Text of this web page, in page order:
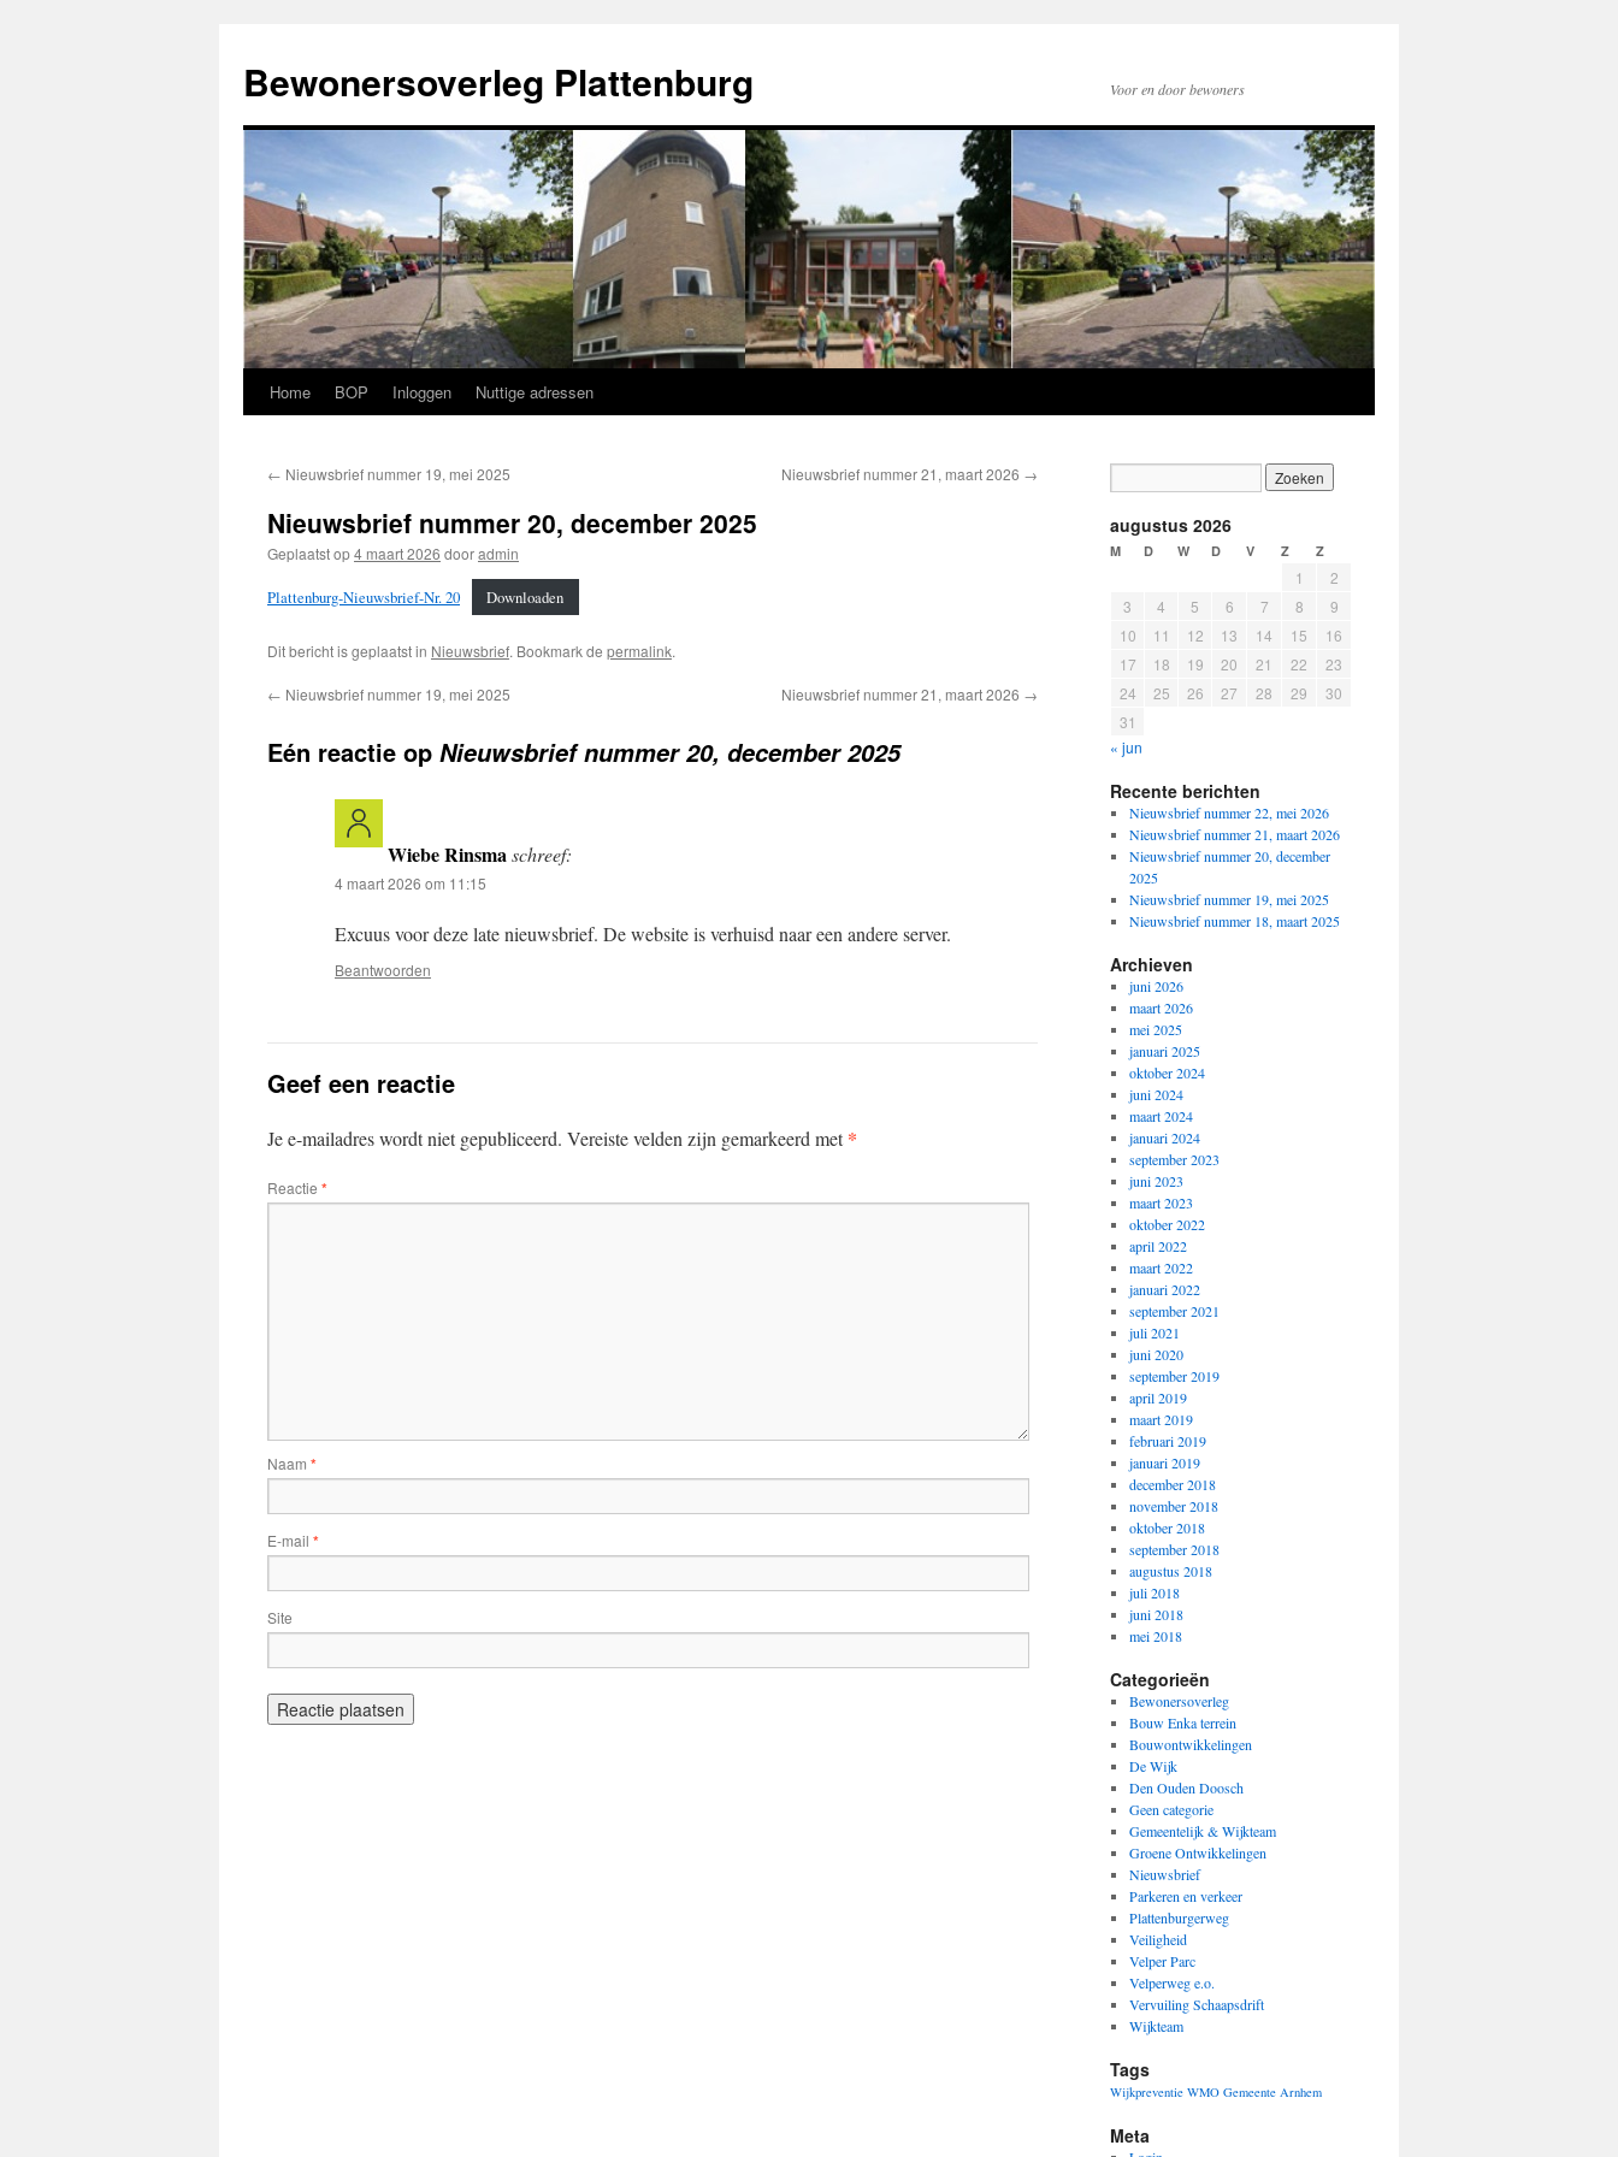
de
inhoud
Bewonersoverleg Plattenburg Voor en door bewoners
Home BOP Inloggen Nuttige adressen
← Nieuwsbrief nummer 19, mei 2025 Nieuwsbrief nummer 21, maart 2026 →
Nieuwsbrief nummer 20, december 2025
Geplaatst op4 maart 2026 dooradmin
Plattenburg-Nieuwsbrief-Nr. 20 Downloaden
Dit bericht is geplaatst in Nieuwsbrief. Bookmark de permalink.
← Nieuwsbrief nummer 19, mei 2025 Nieuwsbrief nummer 21, maart 2026 →
Eén reactie op Nieuwsbrief nummer 20, december 2025
Wiebe Rinsmaschreef:
4 maart 2026 om 11:15
Excuus voor deze late nieuwsbrief. De website is verhuisd naar een andere server.
Beantwoorden
Geef een reactie
Je e-mailadres wordt niet gepubliceerd. Vereiste velden zijn gemarkeerd met*
Reactie *
Naam *
E-mail *
Site
augustus 2026
M D W D V Z Z
1
2
3
4 5 6 7 8
9
10
11 12 13 14 15
16
17
18 19 20 21 22
23
24
25 26 27 28 29
30
31
« jun
Recente berichten
Nieuwsbrief nummer 22, mei 2026
Nieuwsbrief nummer 21, maart 2026
Nieuwsbrief nummer 20, december
2025
Nieuwsbrief nummer 19, mei 2025
Nieuwsbrief nummer 18, maart 2025
Archieven
juni 2026
maart 2026
mei 2025
januari 2025
oktober 2024
juni 2024
maart 2024
januari 2024
september 2023
juni 2023
maart 2023
oktober 2022
april 2022
maart 2022
januari 2022
september 2021
juli 2021
juni 2020
september 2019
april 2019
maart 2019
februari 2019
januari 2019
december 2018
november 2018
oktober 2018
september 2018
augustus 2018
juli 2018
juni 2018
mei 2018
Categorieën
Bewonersoverleg
Bouw Enka terrein
Bouwontwikkelingen
De Wijk
Den Ouden Doosch
Geen categorie
Gemeentelijk & Wijkteam
Groene Ontwikkelingen
Nieuwsbrief
Parkeren en verkeer
Plattenburgerweg
Veiligheid
Velper Parc
Velperweg e.o.
Vervuiling Schaapsdrift
Wijkteam
Tags
Wijkpreventie WMO Gemeente Arnhem
Meta